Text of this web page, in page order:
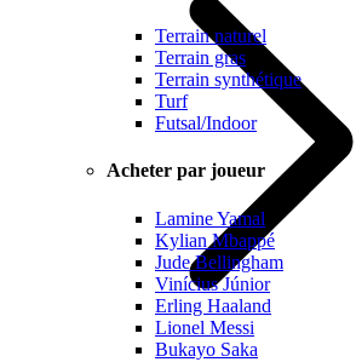
Terrain naturel
Terrain gras
Terrain synthétique
Turf
Futsal/Indoor
Acheter par joueur
Lamine Yamal
Kylian Mbappé
Jude Bellingham
Vinícius Júnior
Erling Haaland
Lionel Messi
Bukayo Saka